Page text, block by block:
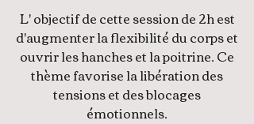
L' objectif de cette session de 2h est
d'augmenter la flexibilité du corps et
ouvrir les hanches et la poitrine. Ce
thème favorise la libération des
tensions et des blocages
émotionnels.